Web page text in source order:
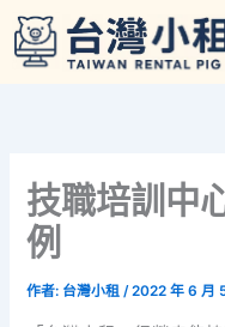
技職培訓中
例
作者: 台灣小租/2022 年 6 月